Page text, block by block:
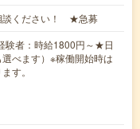
談ください！ ★急募
者：時給1800円～★日
べます）※稼働開始時は
す。